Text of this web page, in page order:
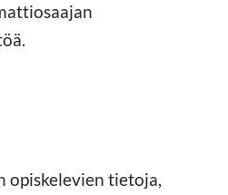
opiskelevien tietoja,